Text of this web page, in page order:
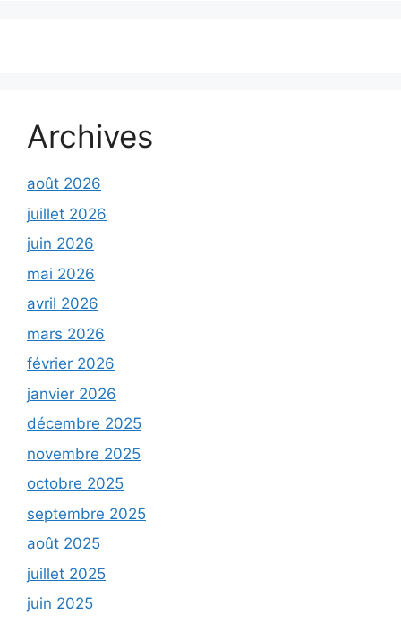
Archives
août 2026
juillet 2026
juin 2026
mai 2026
avril 2026
mars 2026
février 2026
janvier 2026
décembre 2025
novembre 2025
octobre 2025
septembre 2025
août 2025
juillet 2025
juin 2025